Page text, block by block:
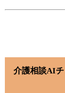
介護相談AI